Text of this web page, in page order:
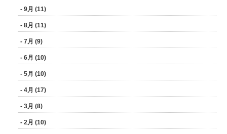
- 9月 (11)
- 8月 (11)
- 7月 (9)
- 6月 (10)
- 5月 (10)
- 4月 (17)
- 3月 (8)
- 2月 (10)